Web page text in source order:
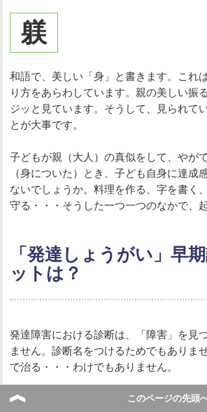
躾
和語で、美しい「身」と書きます。これ
り方をあらわしています。親の美しい振
ジッと見ています。そうして、見られて
とが大事です。
子どもが親（大人）の真似をして、やが
（身についた）とき、子ども自身に達成
ないでしょうか。料理を作る、字を書く
守る・・・そうした一つ一つのなかで、
「発達しょうがい」早
ットは？
発達障害における診断は、「障害」を見
ません。診断名をつけるためでもありま
で治る・・・わけでもありません。
親御さんからよく聞かれる質問があります
このページの先頭